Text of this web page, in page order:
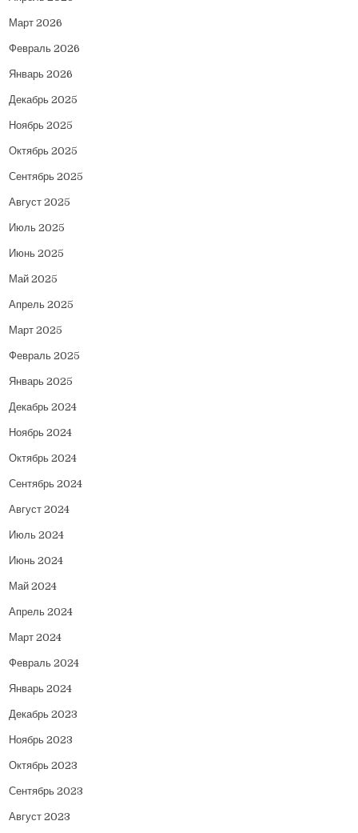
Март 2026
Февраль 2026
Январь 2026
Декабрь 2025
Ноябрь 2025
Октябрь 2025
Сентябрь 2025
Август 2025
Июль 2025
Июнь 2025
Май 2025
Апрель 2025
Март 2025
Февраль 2025
Январь 2025
Декабрь 2024
Ноябрь 2024
Октябрь 2024
Сентябрь 2024
Август 2024
Июль 2024
Июнь 2024
Май 2024
Апрель 2024
Март 2024
Февраль 2024
Январь 2024
Декабрь 2023
Ноябрь 2023
Октябрь 2023
Сентябрь 2023
Август 2023